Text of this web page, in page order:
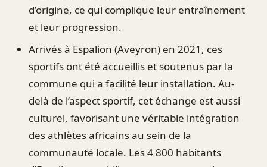
d’origine, ce qui complique leur entraînement
et leur progression.
Arrivés à Espalion (Aveyron) en 2021, ces
sportifs ont été accueillis et soutenus par la
commune qui a facilité leur installation. Au-
delà de l’aspect sportif, cet échange est aussi
culturel, favorisant une véritable intégration
des athlètes africains au sein de la
communauté locale. Les 4 800 habitants